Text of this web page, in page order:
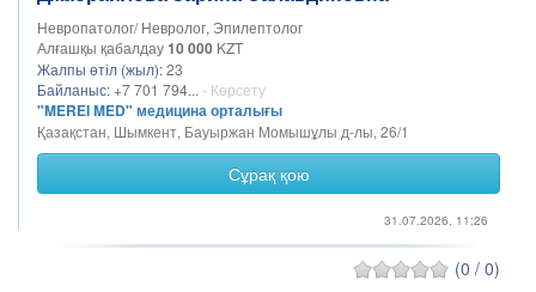
Невропатолог/ Невролог, Эпилептолог
Алғашқы қабалдау10 000 KZT
Жалпы өтіл (жыл):23
Байланыс: +7 701 794... - Көрсету
"MEREI MED" медицина орталығы
Қазақстан, Шымкент, Бауыржан Момышұлы д-лы, 26/1
Сұрақ қою
31.07.2026, 11:26
(0 / 0)